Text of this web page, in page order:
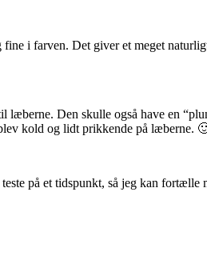
i farven. Det giver et meget
læberne. Den skulle også have en
kold og lidt prikkende på læberne.
på et tidspunkt, så jeg kan